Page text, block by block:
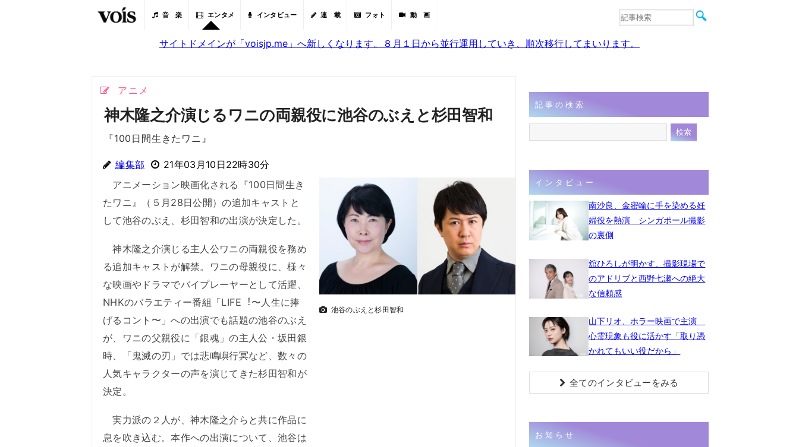
音 楽 エンタメ インタビュー 連 載 フォト 動 画
音楽
サイトドメインが「voisjp.me」へ新しくなります。８月１日から並行運用していき、順次移行してまいります。
アニメ
神木隆之介演じるワニの両親役に池谷のぶえと杉田智和
『100日間生きたワニ』
編集部 21年03月10日22時30分
池谷のぶえと杉田智和
アニメーション映画化される『100日間生き
たワニ』（５月28日公開）の追加キャストと
して池谷のぶえ、杉田智和の出演が決定した。
神木隆之介演じる主人公ワニの両親役を務め
る追加キャストが解禁。ワニの母親役に、様々
な映画やドラマでバイプレーヤーとして活躍、
NHKのバラエティー番組「LIFE︕〜人生に捧
げるコント〜」への出演でも話題の池谷のぶえ
が、ワニの父親役に「銀魂」の主人公・坂田銀
時、「⻤滅の刃」では悲鳴嶼行冥など、数々の
人気キャラクターの声を演じてきた杉田智和が
決定。
実力派の２人が、神木隆之介らと共に作品に
息を吹き込む。本作への出演について、池谷は
記事の検索
インタビュー
南沙良、金密輸に手を染める妊
婦役を熱演 シンガポール撮影
の裏側
舘ひろしが明かす、撮影現場で
のアドリブと西野七瀬への絶大
な信頼感
山下リオ、ホラー映画で主演
心霊現象も役に活かす「取り憑
かれてもいい役だから」
全てのインタビューをみる
お知らせ